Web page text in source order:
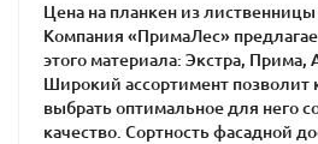
«ПримаЛес»
В компании «ПримаЛес» вы
планкен из лиственницы,
соответствовать всем вашим
Цена на планкен из лиственницы
Компания «ПримаЛес»
этого материала: Экстра, Прима,
Широкий ассортимент позволит
выбрать оптимальное для него
качество. Сортность фасадной